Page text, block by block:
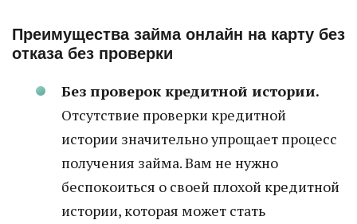
Преимущества займа онлайн на карту без
отказа без проверки
Без проверок кредитной истории.
Отсутствие проверки кредитной
истории значительно упрощает процесс
получения займа. Вам не нужно
беспокоиться о своей плохой кредитной
истории, которая может стать